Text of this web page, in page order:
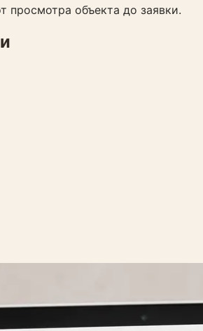
просмотра объекта до заявки.